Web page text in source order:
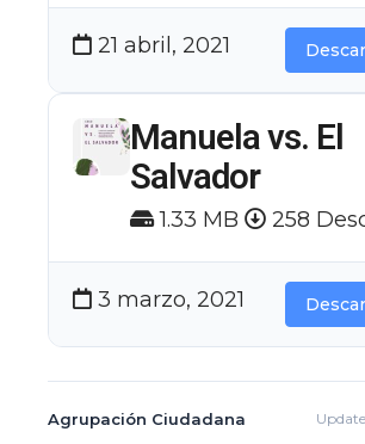
21 abril, 2021
Manuela vs. El
Salvador
1.33 MB 258
3 marzo, 2021
Agrupación Ciudadana